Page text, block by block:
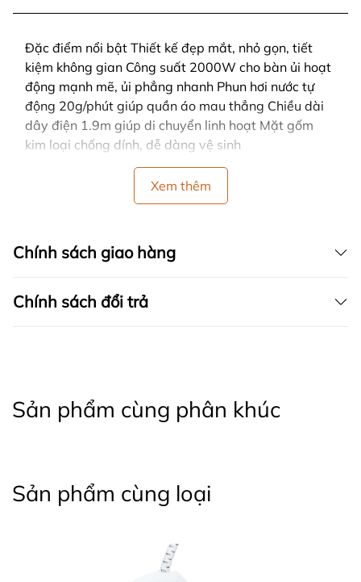
Đặc điểm nổi bật Thiết kế đẹp mắt, nhỏ gọn, tiết
kiệm không gian Công suất 2000W cho bàn ủi hoạt
động mạnh mẽ, ủi phẳng nhanh Phun hơi nước tự
động 20g/phút giúp quần áo mau thẳng Chiều dài
dây điện 1.9m giúp di chuyển linh hoạt Mặt gốm
kim loại chống dính, dễ dàng vệ sinh
Xem thêm
Chính sách giao hàng
Chính sách đổi trả
Sản phẩm cùng phân khúc
Sản phẩm cùng loại